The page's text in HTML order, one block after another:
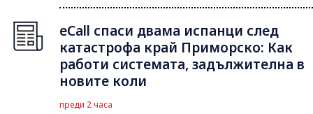
eCall спаси двама испанци след
катастрофа край Приморско: Как
работи системата, задължителна в
новите коли
преди 2 часа